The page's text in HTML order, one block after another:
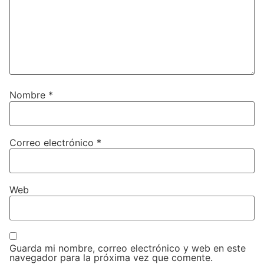
Nombre *
Correo electrónico *
Web
Guarda mi nombre, correo electrónico y web en este
navegador para la próxima vez que comente.